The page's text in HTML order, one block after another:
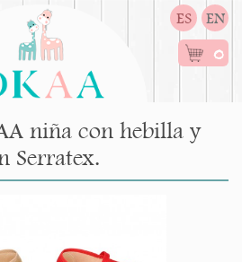
ES EN
0
niña con hebilla y
Serratex.